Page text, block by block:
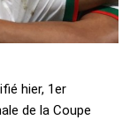
hier, 1er
de la Coupe